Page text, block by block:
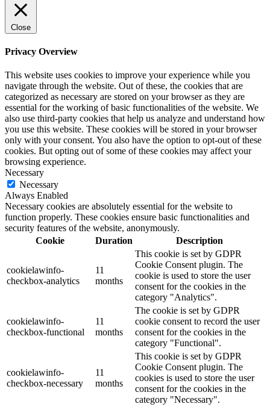
Close
Privacy Overview
This website uses cookies to improve your experience while you
navigate through the website. Out of these, the cookies that are
categorized as necessary are stored on your browser as they are
essential for the working of basic functionalities of the website. We
also use third-party cookies that help us analyze and understand how
you use this website. These cookies will be stored in your browser
only with your consent. You also have the option to opt-out of these
cookies. But opting out of some of these cookies may affect your
browsing experience.
Necessary
Necessary
Always Enabled
Necessary cookies are absolutely essential for the website to
function properly. These cookies ensure basic functionalities and
security features of the website, anonymously.
Cookie
Duration Description
cookielawinfo-
checkbox-analytics
11
months
This cookie is set by GDPR
Cookie Consent plugin. The
cookie is used to store the user
consent for the cookies in the
category "Analytics".
cookielawinfo-
checkbox-functional
11
months
The cookie is set by GDPR
cookie consent to record the user
consent for the cookies in the
category "Functional".
cookielawinfo-
checkbox-necessary
11
months
This cookie is set by GDPR
Cookie Consent plugin. The
cookies is used to store the user
consent for the cookies in the
category "Necessary".